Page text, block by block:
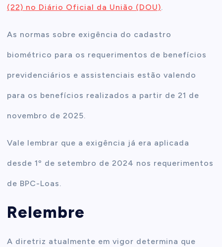
(22) no Diário Oficial da União (DOU).
As normas sobre exigência do cadastro
biométrico para os requerimentos de benefícios
previdenciários e assistenciais estão valendo
para os benefícios realizados a partir de 21 de
novembro de 2025.
Vale lembrar que a exigência já era aplicada
desde 1º de setembro de 2024 nos requerimentos
de BPC-Loas.
Relembre
A diretriz atualmente em vigor determina que